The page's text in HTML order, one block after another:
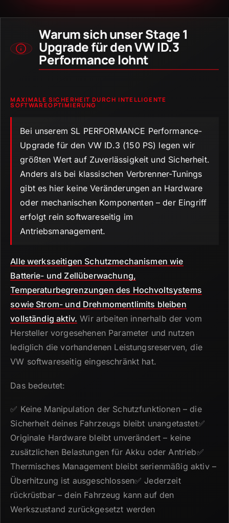
Warum sich unser Stage 1
Upgrade für den VW ID.3
Performance lohnt
MAXIMALE SICHERHEIT DURCH INTELLIGENTE
SOFTWAREOPTIMIERUNG
Bei unserem SL PERFORMANCE Performance-
Upgrade für den VW ID.3 (150 PS) legen wir
größten Wert auf Zuverlässigkeit und Sicherheit.
Anders als bei klassischen Verbrenner-Tunings
gibt es hier keine Veränderungen an Hardware
oder mechanischen Komponenten – der Eingriff
erfolgt rein softwareseitig im
Antriebsmanagement.
Alle werksseitigen Schutzmechanismen wie
Batterie- und Zellüberwachung,
Temperaturbegrenzungen des Hochvoltsystems
sowie Strom- und Drehmomentlimits bleiben
vollständig aktiv. Wir arbeiten innerhalb der vom
Hersteller vorgesehenen Parameter und nutzen
lediglich die vorhandenen Leistungsreserven, die
VW softwareseitig eingeschränkt hat.
Das bedeutet:
✅ Keine Manipulation der Schutzfunktionen – die
Sicherheit deines Fahrzeugs bleibt unangetastet✅
Originale Hardware bleibt unverändert – keine
zusätzlichen Belastungen für Akku oder Antrieb✅
Thermisches Management bleibt serienmäßig aktiv –
Überhitzung ist ausgeschlossen✅ Jederzeit
rückrüstbar – dein Fahrzeug kann auf den
Werkszustand zurückgesetzt werden